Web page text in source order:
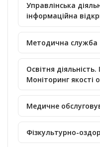
Управлінська
інформаційна
Методична служба
Освітня
Моніторинг якості
Медичне
Фізкультурно-